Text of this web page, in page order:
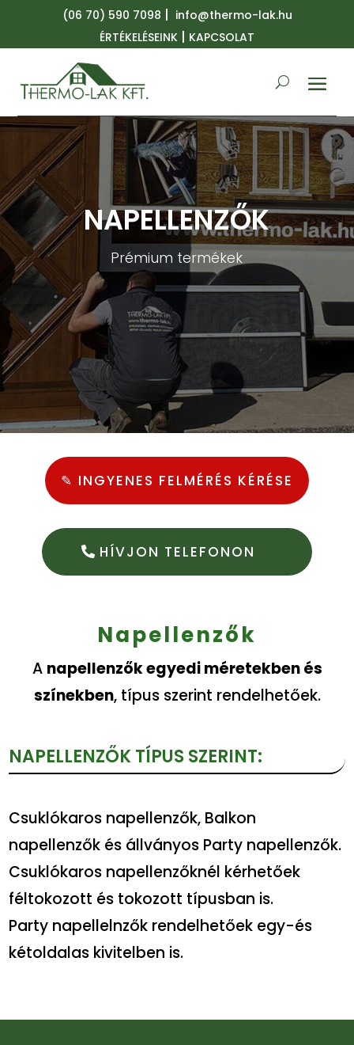
(06 70) 590 7098 | info@thermo-lak.hu
ÉRTÉKELÉSEINK | KAPCSOLAT
NAPELLENZŐK
Prémium termékek
✎ INGYENES FELMÉRÉS KÉRÉSE
HÍVJON TELEFONON
Napellenzők
A napellenzők egyedi méretekben és
színekben, típus szerint rendelhetőek.
NAPELLENZŐK TÍPUS SZERINT:
Csuklókaros napellenzők, Balkon
napellenzők és állványos Party napellenzők.
Csuklókaros napellenzőknél kérhetőek
féltokozott és tokozott típusban is.
Party napellelnzők rendelhetőek egy-és
kétoldalas kivitelben is.